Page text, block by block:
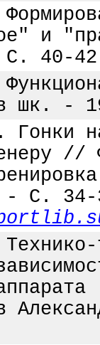
и
40-
в шк.
Гонки
//
С. 34-